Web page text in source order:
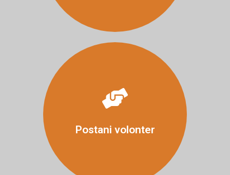
Postani volonter